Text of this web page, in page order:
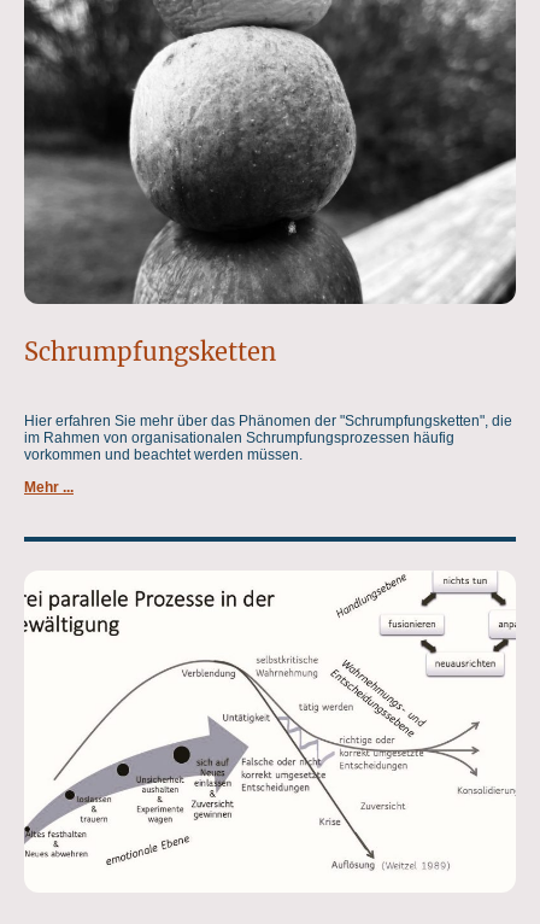
Schrumpfungsketten
Hier erfahren Sie mehr über das Phänomen der "Schrumpfungsketten", die
im Rahmen von organisationalen Schrumpfungsprozessen häufig
vorkommen und beachtet werden müssen.
Mehr ...